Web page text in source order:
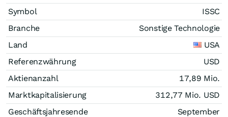
Symbol
ISSC
Branche
Sonstige Technologie
Land
USA
Referenzwährung
USD
Aktienanzahl
17,89 Mio.
Marktkapitalisierung
312,77 Mio. USD
Geschäftsjahresende
September